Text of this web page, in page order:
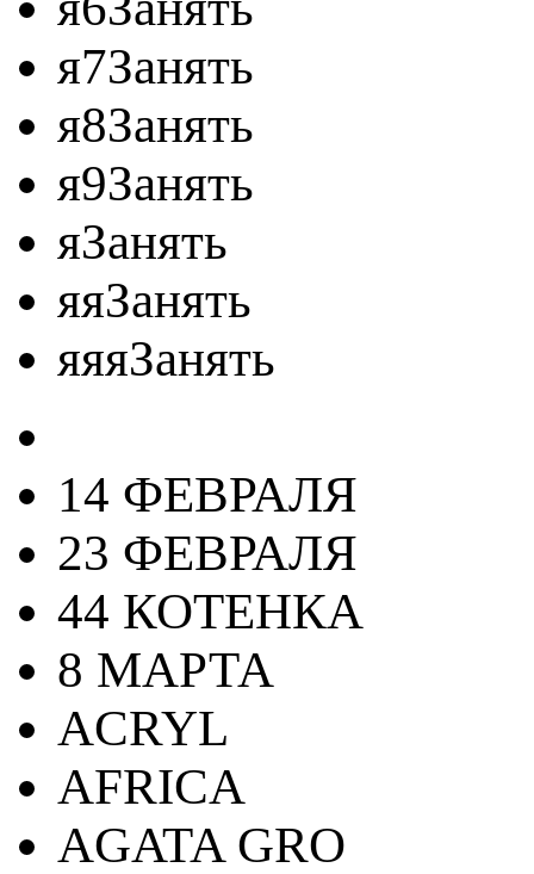
я7Занять
я8Занять
я9Занять
яЗанять
яяЗанять
яяяЗанять
14 ФЕВРАЛЯ
23 ФЕВРАЛЯ
44 КОТЕНКА
8 МАРТА
ACRYL
AFRICA
AGATA GRO